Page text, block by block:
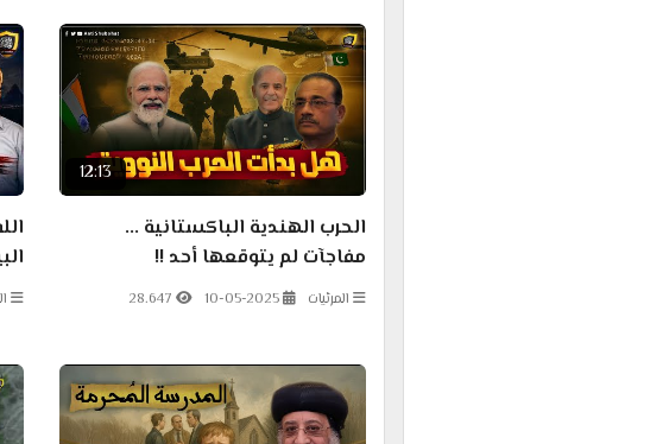
12:13
الحرب الهندية الباكستانية ...
مفاجآت لم يتوقعها أحد !!
المرئيات 10-05-2025
28.647